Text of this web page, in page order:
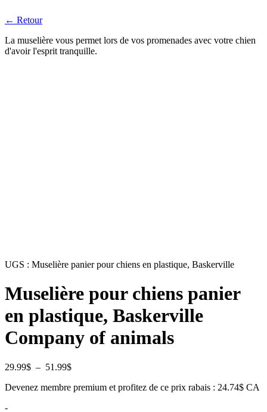
← Retour
La muselière vous permet lors de vos promenades avec votre chien
d'avoir l'esprit tranquille.
UGS : Muselière panier pour chiens en plastique, Baskerville
Muselière pour chiens panier
en plastique, Baskerville
Company of animals
29.99$ – 51.99$Plage
prix :
Devenez membre premium et profitez de ce prix rabais : 24.74$ CA
-